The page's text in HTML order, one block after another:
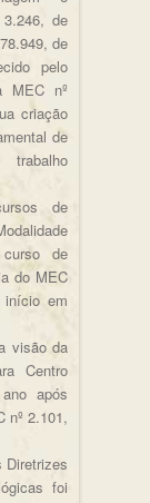
de
de
pelo
MEC nº
criação
de
de
de
do MEC
em
visão da
Centro
após
nº 2.101,
Diretrizes
foi